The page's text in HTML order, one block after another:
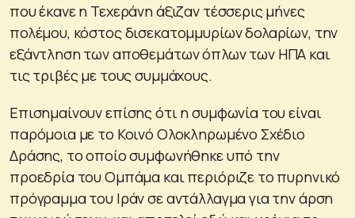
που έκανε η Τεχεράνη άξιζαν τέσσερις μήνες
πολέμου, κόστος δισεκατομμυρίων δολαρίων, την
εξάντληση των αποθεμάτων όπλων των ΗΠΑ και
τις τριβές με τους συμμάχους.
Επισημαίνουν επίσης ότι η συμφωνία του είναι
παρόμοια με το Κοινό Ολοκληρωμένο Σχέδιο
Δράσης, το οποίο συμφωνήθηκε υπό την
προεδρία του Ομπάμα και περιόριζε το πυρηνικό
πρόγραμμα του Ιράν σε αντάλλαγμα για την άρση